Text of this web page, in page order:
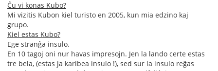
Ĉu vi konas Kubo?
Mi vizitis Kubon kiel turisto en 2005, kun mia edzino kaj
grupo.
Kiel estas Kubo?
Ege stranĝa insulo.
En 10 tagoj oni nur havas impresojn. Jen la lando certe estas
tre bela, (estas ja karibea insulo !), sed sur la insulo reĝas